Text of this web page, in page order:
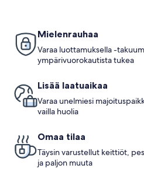
Mielenrauhaa
Varaa luottamuksella -
ympärivuorokautista tukea
Lisää laatuaikaa
Varaa unelmiesi
vailla huolia
Omaa tilaa
Täysin varustellut keittiöt,
ja paljon muuta